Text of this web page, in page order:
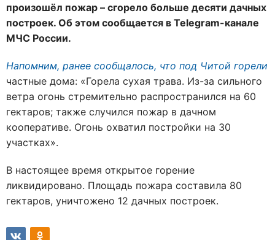
произошёл пожар – сгорело больше десяти дачных
построек. Об этом сообщается в Telegram-канале
МЧС России.
Напомним, ранее сообщалось, что под Читой горели
частные дома: «Горела сухая трава. Из-за сильного
ветра огонь стремительно распространился на 60
гектаров; также случился пожар в дачном
кооперативе. Огонь охватил постройки на 30
участках».
В настоящее время открытое горение
ликвидировано. Площадь пожара составила 80
гектаров, уничтожено 12 дачных построек.